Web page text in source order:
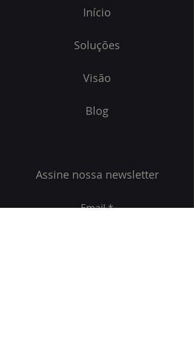
Início
Soluções
Visão
Blog
Assine nossa newsletter
Email